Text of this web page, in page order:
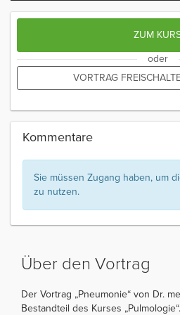
ZUM
oder
VORTRAG
Kommentare
Sie müssen Zugang haben, um
zu nutzen.
Über den Vortrag
Der Vortrag „Pneumonie“ von Dr.
Bestandteil des Kurses